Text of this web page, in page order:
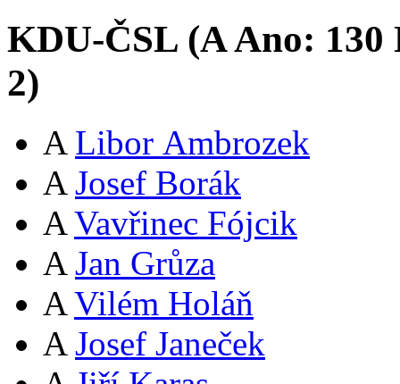
KDU-ČSL (AAno: 130
2)
A Libor Ambrozek
A Josef Borák
A Vavřinec Fójcik
A Jan Grůza
A Vilém Holáň
A Josef Janeček